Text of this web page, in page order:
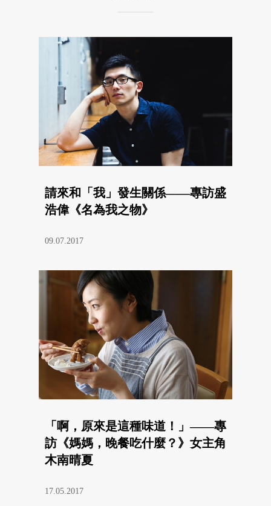
請來和「我」發生關係——專訪盛
浩偉《名為我之物》
09.07.2017
「啊，原來是這種味道！」——專
訪《媽媽，晚餐吃什麼？》女主角
木南晴夏
17.05.2017